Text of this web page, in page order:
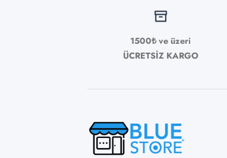
1500₺ ve üzeri
ÜCRETSİZ KARGO